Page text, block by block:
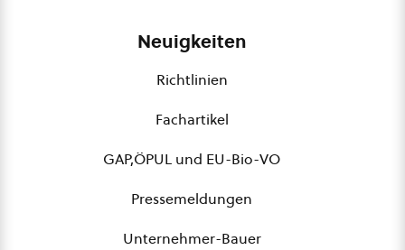
Neuigkeiten
Richtlinien
Fachartikel
GAP,ÖPUL und EU-Bio-VO
Pressemeldungen
Unternehmer-Bauer